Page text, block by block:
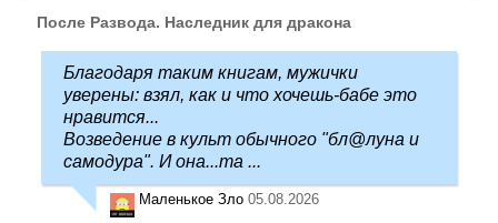
После Развода. Наследник для дракона
Благодаря таким книгам, мужички
уверены: взял, как и что хочешь-бабе это
нравится...
Возведение в культ обычного "бл@луна и
самодура". И она...та ...
Маленькое Зло 05.08.2026